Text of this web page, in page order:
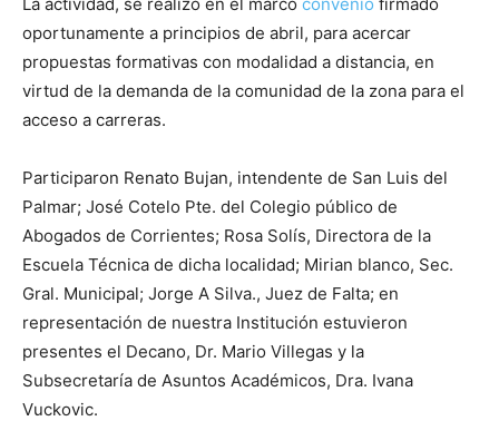
oportunamente a principios de abril, para acercar
propuestas formativas con modalidad a distancia, en
virtud de la demanda de la comunidad de la zona para el
acceso a carreras.
Participaron Renato Bujan, intendente de San Luis del
Palmar; José Cotelo Pte. del Colegio público de
Abogados de Corrientes; Rosa Solís, Directora de la
Escuela Técnica de dicha localidad; Mirian blanco, Sec.
Gral. Municipal; Jorge A Silva., Juez de Falta; en
representación de nuestra Institución estuvieron
presentes el Decano, Dr. Mario Villegas y la
Subsecretaría de Asuntos Académicos, Dra. Ivana
Vuckovic.